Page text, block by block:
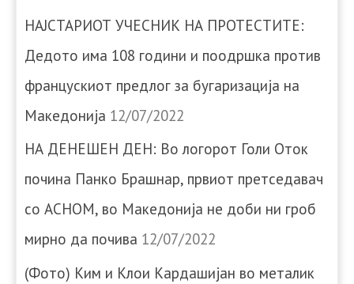
НАЈСТАРИОТ УЧЕСНИК НА ПРОТЕСТИТЕ:
Дедото има 108 години и поодршка против
францускиот предлог за бугаризација на
Македонија 12/07/2022
НА ДЕНЕШЕН ДЕН: Во логорот Голи Оток
почина Панко Брашнар, првиот претседавач
со АСНОМ, во Македонија не доби ни гроб
мирно да почива 12/07/2022
(Фото) Ким и Клои Кардашијан во металик